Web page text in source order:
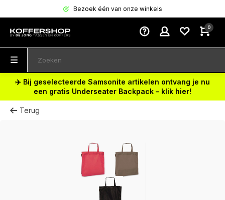
Bezoek één van onze winkels
0
✈️ Bij geselecteerde Samsonite artikelen ontvang je nu
een gratis Underseater Backpack – klik hier!
Terug